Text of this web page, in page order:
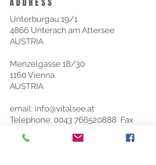
ADDRESS
Unterburgau 19/1
4866 Unterach am Attersee
AUSTRIA
Menzelgasse 18/30
1160 Vienna
AUSTRIA
email: info@vitalsee.at
Telephone: 0043 766520888 Fax
DW 5